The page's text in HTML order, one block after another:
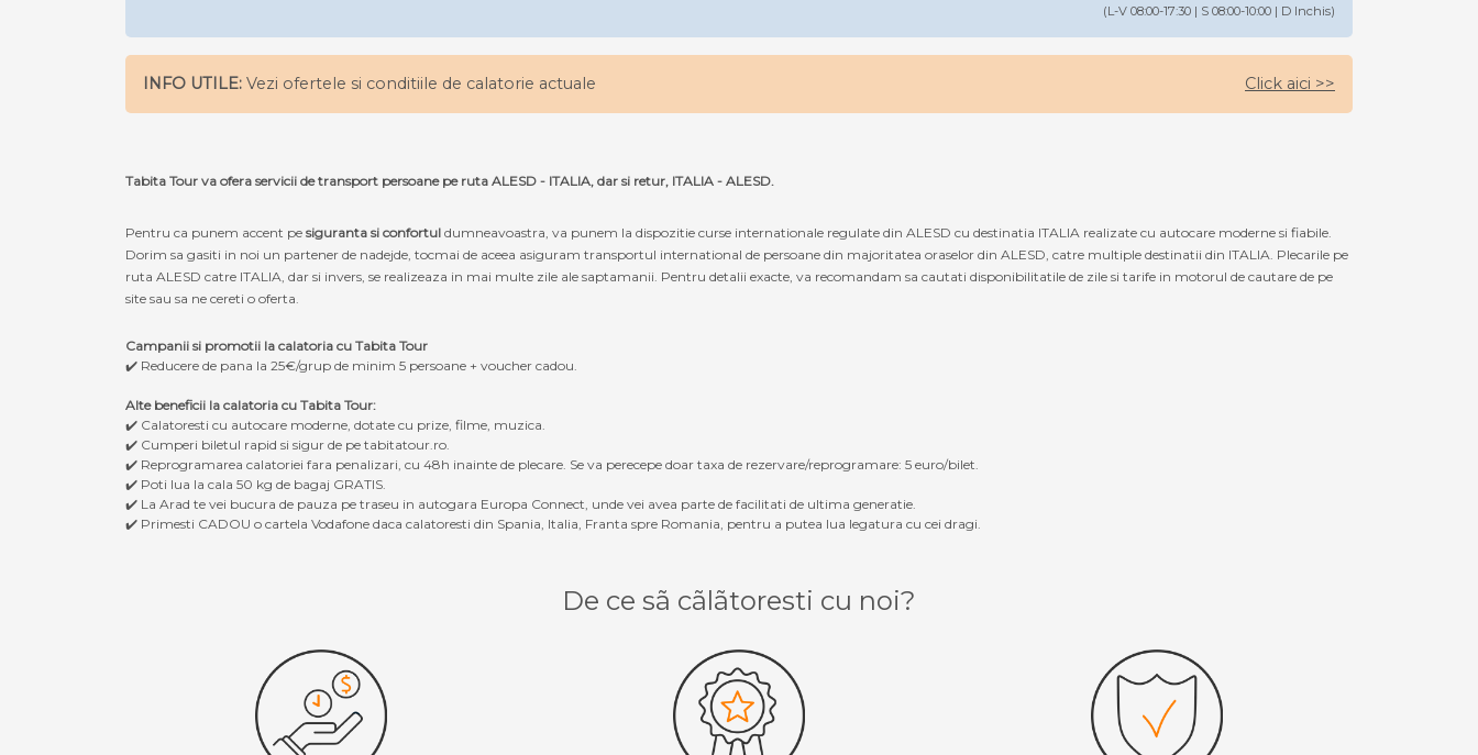
(L-V 08:00-17:30 | S 08:00-10:00 | D Inchis)
INFO UTILE: Vezi ofertele si conditiile de calatorie actuale Click aici >>
Tabita Tour va ofera servicii de transport persoane pe ruta ALESD - ITALIA, dar si retur, ITALIA - ALESD.
Pentru ca punem accent pe siguranta si confortul dumneavoastra, va punem la dispozitie curse internationale regulate din ALESD cu destinatia ITALIA realizate cu autocare moderne si fiabile.
Dorim sa gasiti in noi un partener de nadejde, tocmai de aceea asiguram transportul international de persoane din majoritatea oraselor din ALESD, catre multiple destinatii din ITALIA. Plecarile pe
ruta ALESD catre ITALIA, dar si invers, se realizeaza in mai multe zile ale saptamanii. Pentru detalii exacte, va recomandam sa cautati disponibilitatile de zile si tarife in motorul de cautare de pe
site sau sa ne cereti o oferta.
Campanii si promotii la calatoria cu Tabita Tour
✔️ Reducere de pana la 25€/grup de minim 5 persoane + voucher cadou.
Alte beneficii la calatoria cu Tabita Tour:
✔️ Calatoresti cu autocare moderne, dotate cu prize, filme, muzica.
✔️ Cumperi biletul rapid si sigur de pe tabitatour.ro.
✔️ Reprogramarea calatoriei fara penalizari, cu 48h inainte de plecare. Se va perecepe doar taxa de rezervare/reprogramare: 5 euro/bilet.
✔️ Poti lua la cala 50 kg de bagaj GRATIS.
✔️ La Arad te vei bucura de pauza pe traseu in autogara Europa Connect, unde vei avea parte de facilitati de ultima generatie.
✔️ Primesti CADOU o cartela Vodafone daca calatoresti din Spania, Italia, Franta spre Romania, pentru a putea lua legatura cu cei dragi.
De ce sã cãlãtoresti cu noi?